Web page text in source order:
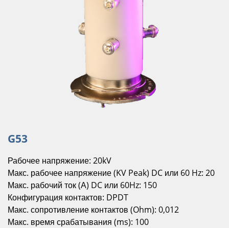
G53
Рабочее напряжение: 20kV
Макс. рабочее напряжение (KV Peak) DC или 60 Hz: 20
Макс. рабочий ток (А) DC или 60Hz: 150
Конфигурация контактов: DPDT
Макс. сопротивление контактов (Ohm): 0,012
Макс. время срабатывания (ms): 100